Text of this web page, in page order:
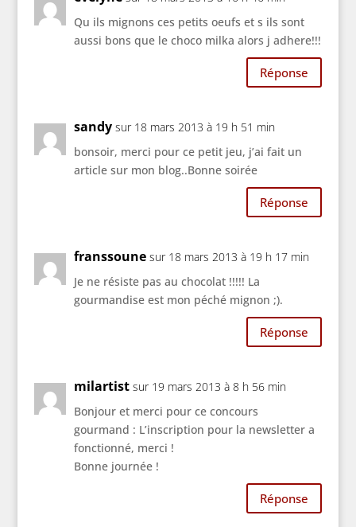
Qu ils mignons ces petits oeufs et s ils sont
aussi bons que le choco milka alors j adhere!!!
Réponse
sandy sur 18 mars 2013 à 19 h 51 min
bonsoir, merci pour ce petit jeu, j’ai fait un
article sur mon blog..Bonne soirée
Réponse
franssoune sur 18 mars 2013 à 19 h 17 min
Je ne résiste pas au chocolat !!!!! La
gourmandise est mon péché mignon ;).
Réponse
milartist sur 19 mars 2013 à 8 h 56 min
Bonjour et merci pour ce concours
gourmand : L’inscription pour la newsletter a
fonctionné, merci !
Bonne journée !
Réponse